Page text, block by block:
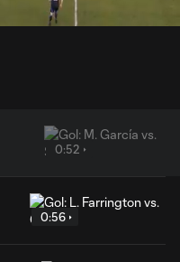
0:52
0:56